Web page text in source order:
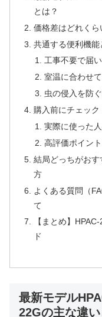
とは？
価格差はどれく
共通する便利機
工事不要で届
室温に合わせ
虫の侵入を防
購入前にチェッ
実際に使った
高評価ポイン
結局どっちがお
方
よくある質問（
て
【まとめ】
ド
最新モデル
22Gの主な違い